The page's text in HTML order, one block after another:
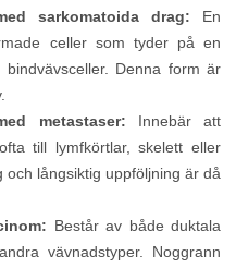
sarkomatoida drag: En
celler som tyder på en
Denna form är
metastaser: Innebär att
till lymfkörtlar, skelett eller
och långsiktig uppföljning är då
Består av både duktala
vävnadstyper. Noggrann